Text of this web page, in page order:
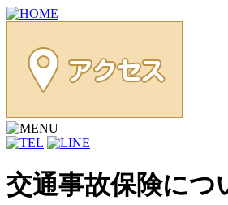
交通事故保険につ